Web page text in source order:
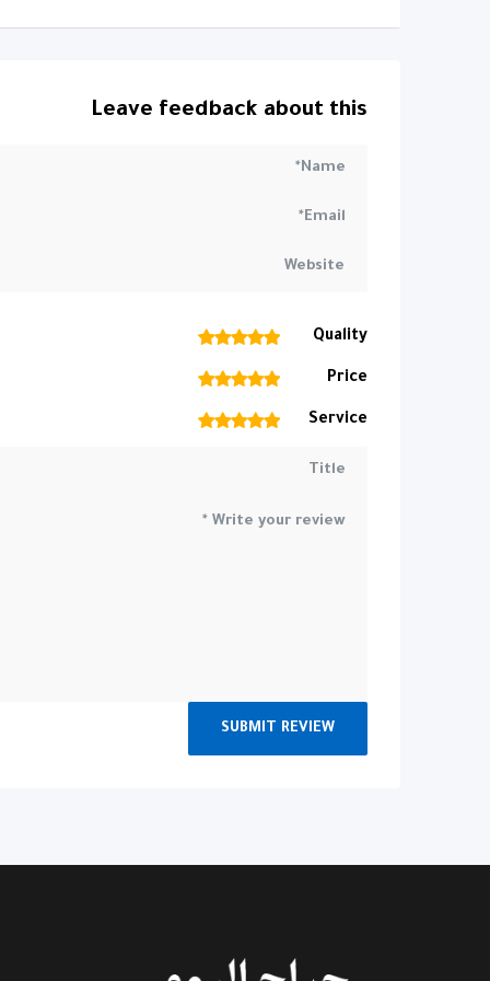
Leave feedback about this
Quality
5
4
3
2
Price
5
4
3
2
Service
5
4
3
2